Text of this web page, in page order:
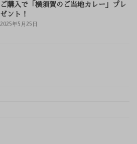
ご購入で「横須賀のご当地カレー」プレ
ゼント！
2025年5月25日